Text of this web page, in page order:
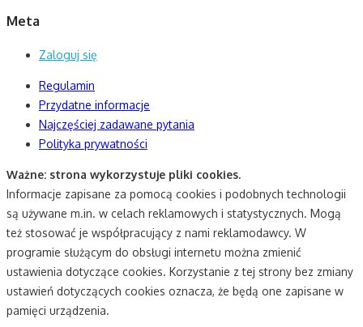
Meta
Zaloguj się
Regulamin
Przydatne informacje
Najczęściej zadawane pytania
Polityka prywatności
Ważne: strona wykorzystuje pliki cookies.
Informacje zapisane za pomocą cookies i podobnych technologii
są używane m.in. w celach reklamowych i statystycznych. Mogą
też stosować je współpracujący z nami reklamodawcy. W
programie służącym do obsługi internetu można zmienić
ustawienia dotyczące cookies. Korzystanie z tej strony bez zmiany
ustawień dotyczących cookies oznacza, że będą one zapisane w
pamięci urządzenia.